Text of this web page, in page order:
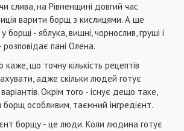
слива, на Рівненщині довгий час
варити борщ з кислицями. А ще
борщі - яблука, вишні, чорнослив, груші і
розповідає пані Олена.
що точну кількість рецептів
адже скільки людей готує
варіантів. Окрім того - існує дещо таке,
особливим, таємний інгредієнт.
борщу - це люди. Коли людина готує